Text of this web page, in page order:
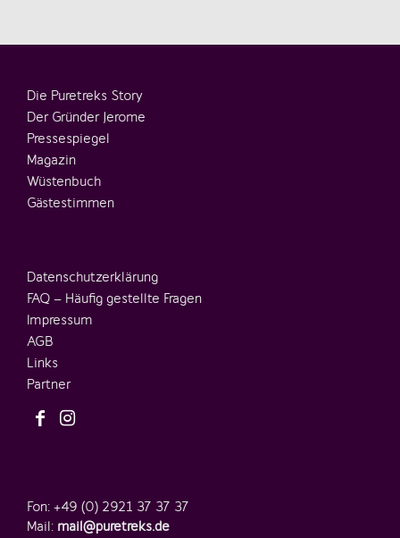
Die Puretreks Story
Der Gründer Jerome
Pressespiegel
Magazin
Wüstenbuch
Gästestimmen
Datenschutzerklärung
FAQ – Häufig gestellte Fragen
Impressum
AGB
Links
Partner
Fon: +49 (0) 2921 37 37 37
Mail: mail@puretreks.de